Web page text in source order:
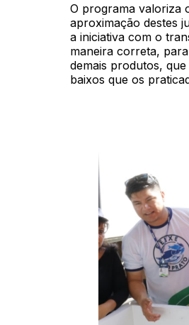
O programa valoriza
aproximação destes
a iniciativa com o
maneira correta,
demais produtos,
baixos que os